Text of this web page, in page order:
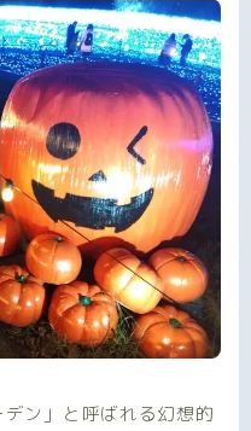
ン」と呼ばれる幻想的